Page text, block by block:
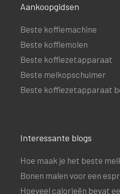
Aankoopgidsen
Beste koffiemachine
Beste koffiemolen
Beste koffiezetapparaat
Beste melkopschuimer
Beste koffiezetapparaat
Interessante blogs
Hoe maak je het beste
Bonen malen voor een
Hoeveel calorieën bevat